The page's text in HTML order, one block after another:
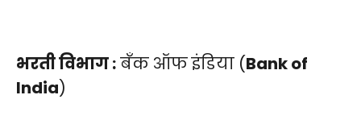
भरती विभाग :बँक ऑफ इंडिया (Bank of
India)